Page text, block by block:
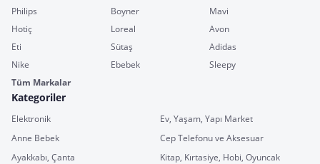
Philips
Boyner
Mavi
Hotiç
Loreal
Avon
Eti
Sütaş
Adidas
Nike
Ebebek
Sleepy
Tüm Markalar
Kategoriler
Elektronik
Ev, Yaşam, Yapı Market
Anne Bebek
Cep Telefonu ve Aksesuar
Ayakkabı, Çanta
Kitap, Kırtasiye, Hobi, Oyuncak